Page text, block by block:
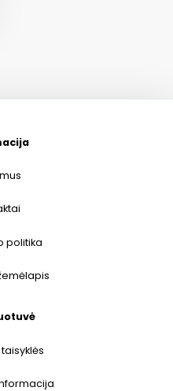
politika